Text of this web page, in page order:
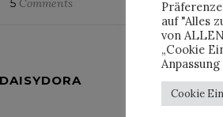
5Comments
DAISYDORA
auf "Alles
von
„Cookie
Cookie